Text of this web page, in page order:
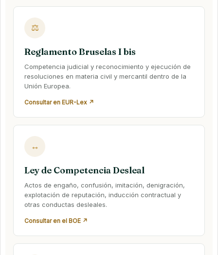
⚖
Reglamento Bruselas I bis
Competencia judicial y reconocimiento y ejecución de
resoluciones en materia civil y mercantil dentro de la
Unión Europea.
Consultar en EUR-Lex ↗
↔
Ley de Competencia Desleal
Actos de engaño, confusión, imitación, denigración,
explotación de reputación, inducción contractual y
otras conductas desleales.
Consultar en el BOE ↗